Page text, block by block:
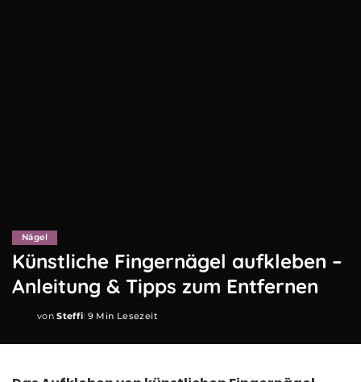
Nägel
Künstliche Fingernägel aufkleben –
Anleitung & Tipps zum Entfernen
Posted
von Steffi 9 Min Lesezeit